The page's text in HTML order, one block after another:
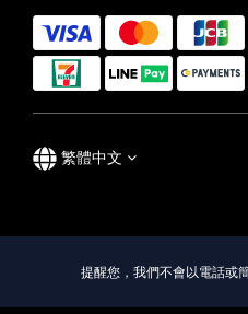
繁體中文
提醒您，我們不會以電話或